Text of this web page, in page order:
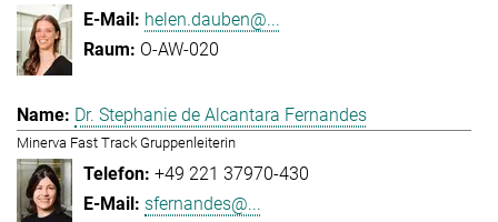
helen.dauben@...
O-AW-020
Dr. Stephanie de Alcantara Fernandes
Minerva Fast Track Gruppenleiterin
+49 221 37970-430
sfernandes@...